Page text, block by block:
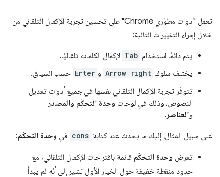
تعمل "أدوات مطوّري Chrome" على تحسين تجربة الإكمال التلقائي من
خلال إجراء التغييرات التالية:
يتم دائمًا استخدام Tab لإكمال الكلمات تلقائيًا.
يختلف سلوك Arrow right و Enter حسب السياق.
تتوفّر تجربة الإكمال التلقائي نفسها في جميع أدوات تعديل
النصوص، وذلك في لوحات وحدة التحكّم والمصادر
والعناصر .
على سبيل المثال، إليك ما يحدث عند كتابة cons في وحدة التحكّم:
تعرض وحدة التحكّم قائمة باقتراحات الإكمال التلقائي، مع
حدود منقطة خفيفة حول الخيار الأول تشير إلى أنّه لم يبدأ